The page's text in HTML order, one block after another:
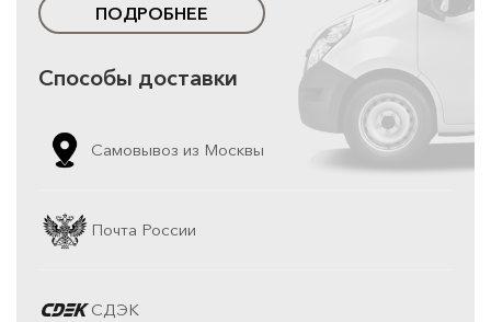
ПОДРОБНЕЕ
Способы доставки
Самовывоз из Москвы
Почта России
СДЭК